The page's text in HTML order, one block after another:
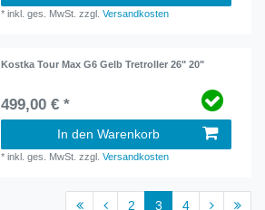
*inkl. ges. MwSt. zzgl.Versandkosten
Kostka Tour Max G6 Gelb Tretroller 26" 20"
499,00 € *
In den Warenkorb
*inkl. ges. MwSt. zzgl.Versandkosten
2 3 4